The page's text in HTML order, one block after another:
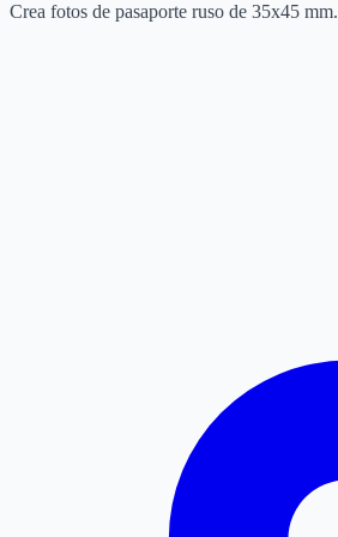
Crea fotos de pasaporte ruso de 35x45